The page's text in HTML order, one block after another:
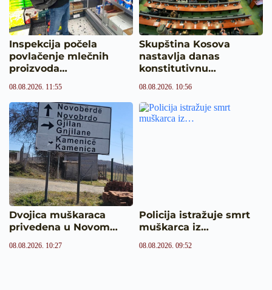
Inspekcija počela
povlačenje mlečnih
proizvoda…
08.08.2026. 11:55
Skupština Kosova
nastavlja danas
konstitutivnu…
08.08.2026. 10:56
Dvojica muškaraca
privedena u Novom…
08.08.2026. 10:27
Policija istražuje smrt
muškarca iz…
08.08.2026. 09:52